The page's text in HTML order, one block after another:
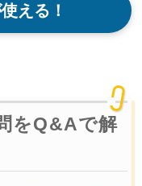
える！
をQ&Aで解